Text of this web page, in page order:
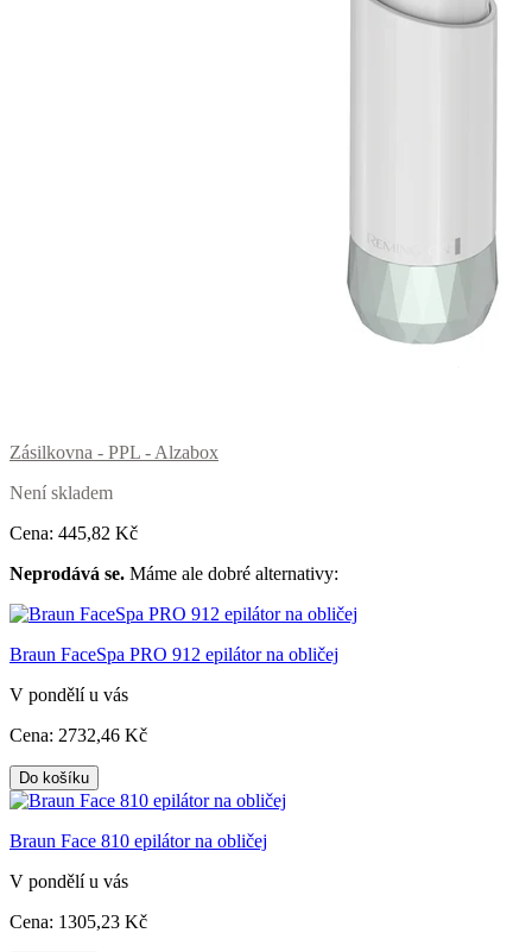
Zásilkovna - PPL - Alzabox
Není skladem
Cena: 445,82 Kč
Neprodává se. Máme ale dobré alternativy:
Braun FaceSpa PRO 912 epilátor na obličej
V pondělí u vás
Cena: 2732,46 Kč
Do košíku
Braun Face 810 epilátor na obličej
V pondělí u vás
Cena: 1305,23 Kč